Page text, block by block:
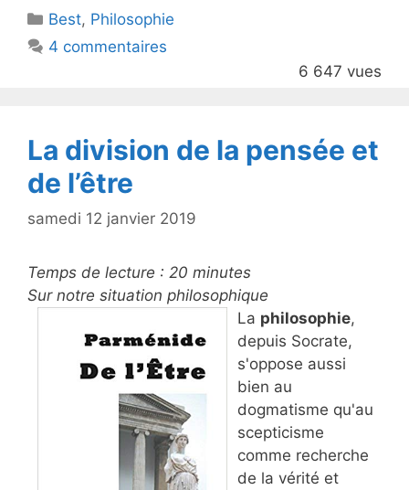
er e
b
k
Catégories
Best, Philosophie
4 commentaires
6 647 vues
La division de la pensée et
de l’être
samedi 12 janvier 2019
Temps de lecture : 20 minutes
Sur notre situation philosophique
La philosophie,
depuis Socrate,
s'oppose aussi
bien au
dogmatisme qu'au
scepticisme
comme recherche
de la vérité et